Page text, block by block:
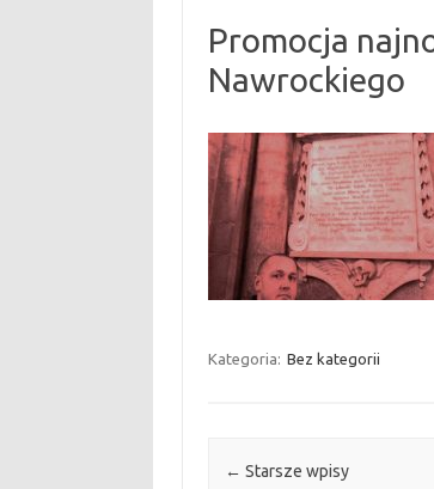
Promocja
Nawrockiego
Kategoria: Bez kategorii
Post navigation
← Starsze wpisy